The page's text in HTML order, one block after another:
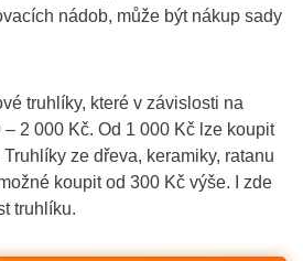
nádob, může být nákup sady
truhlíky, které v závislosti na
2 000 Kč. Od 1 000 Kč lze koupit
ze dřeva, keramiky, ratanu
koupit od 300 Kč výše. I zde
truhlíku.